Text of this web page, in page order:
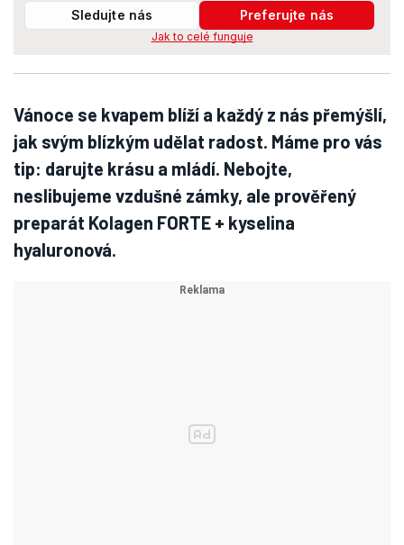
Sledujte nás
Preferujte nás
Jak to celé funguje
Vánoce se kvapem blíží a každý z nás přemýšlí,
jak svým blízkým udělat radost. Máme pro vás
tip: darujte krásu a mládí. Nebojte,
neslibujeme vzdušné zámky, ale prověřený
preparát Kolagen FORTE + kyselina
hyaluronová.